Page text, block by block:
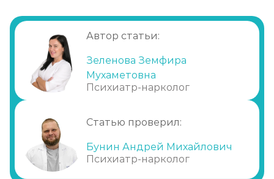
Первая помощь
Психотерапия
Лекарственные препараты
Биофизическая терапия
Профилактика
Преимущества нашей клиники
Автор статьи:
Зеленова Земфира
Мухаметовна
Психиатр-нарколог
Статью проверил:
Бунин Андрей Михайлович
Психиатр-нарколог